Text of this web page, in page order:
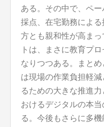
ある。その中で、ペ
採点、在宅勤務によ
方とも親和性が高ま
トは、まさに教育プ
なりつつある。まと
は現場の作業負担軽
るための大きな推進
おけるデジタルの本
る。今後もさらに多